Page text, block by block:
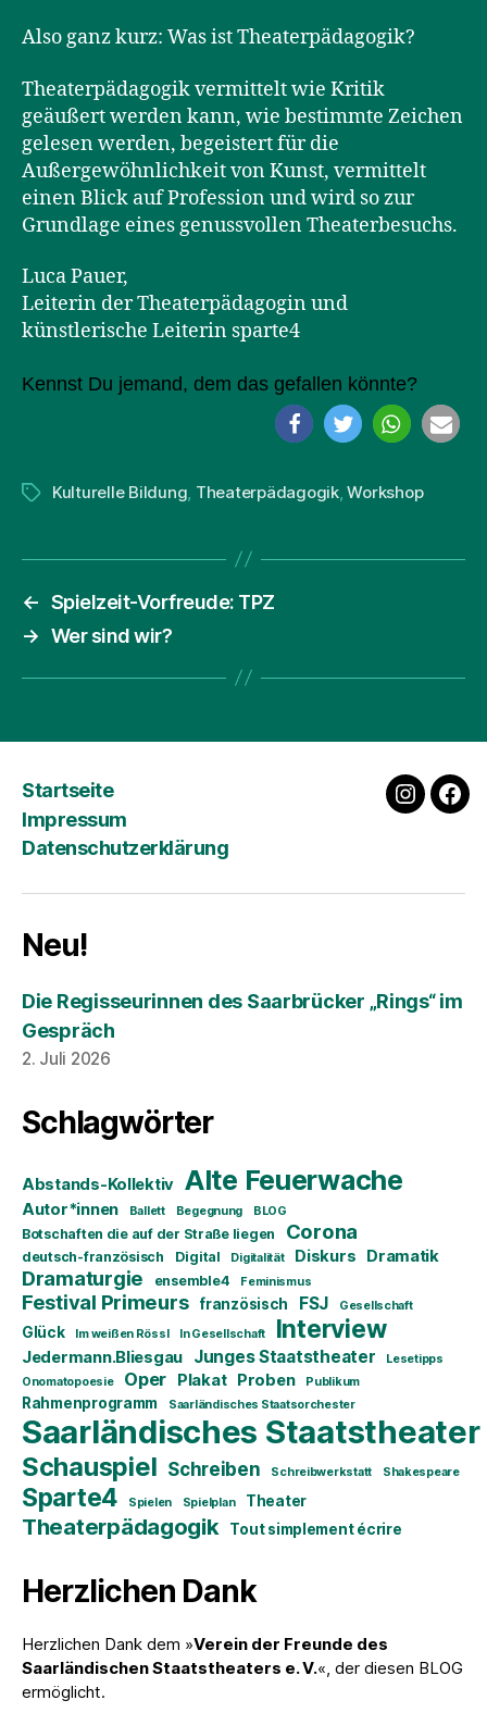
Also ganz kurz: Was ist Theaterpädagogik?
Theaterpädagogik vermittelt wie Kritik
geäußert werden kann, wie bestimmte Zeichen
gelesen werden, begeistert für die
Außergewöhnlichkeit von Kunst, vermittelt
einen Blick auf Profession und wird so zur
Grundlage eines genussvollen Theaterbesuchs.
Luca Pauer,
Leiterin der Theaterpädagogin und
künstlerische Leiterin sparte4
Kennst Du jemand, dem das gefallen könnte?
Schlagwörter
Kulturelle Bildung Theaterpädagogik,Workshop
← Spielzeit-Vorfreude: TPZ
→ Wer sind wir?
Startseite
Impressum
Datenschutzerklärung
Neu!
Die Regisseurinnen des Saarbrücker „Rings“ im
Gespräch
2. Juli 2026
Schlagwörter
Abstands-Kollektiv Alte Feuerwache
Autor*innen Ballett Begegnung BLOG
Botschaften die auf der Straße liegen Corona
deutsch-französisch Digital Digitalität Diskurs Dramatik
Dramaturgie ensemble4 Feminismus
Festival Primeurs französisch FSJ Gesellschaft
Glück Im weißen Rössl In Gesellschaft Interview
Jedermann.Bliesgau Junges Staatstheater
Lesetipps
Onomatopoesie
Oper Plakat Proben Publikum
Rahmenprogramm Saarländisches Staatsorchester
Saarländisches Staatstheater
Schauspiel Schreiben Schreibwerkstatt Shakespeare
Sparte4 Spielen Spielplan Theater
Theaterpädagogik Tout simplement écrire
Herzlichen Dank
Herzlichen Dank dem »Verein der Freunde des
Saarländischen Staatstheaters e. V.«, der diesen BLOG
ermöglicht.